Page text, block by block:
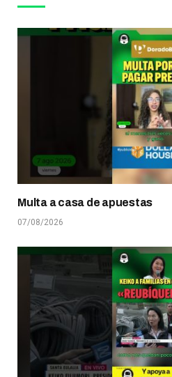
Multa a casa de apuestas
07/08/2026